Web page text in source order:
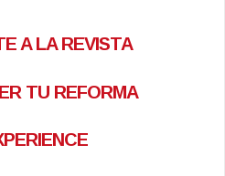
A LA REVISTA
TU REFORMA